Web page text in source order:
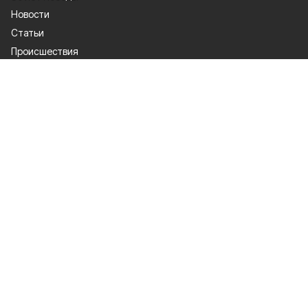
Новости
Статьи
Происшествия